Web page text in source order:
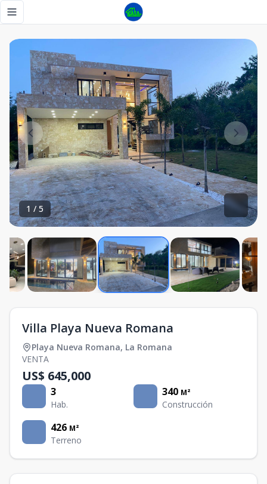
Toggle navigation menu
1 / 5
Villa Playa Nueva Romana
Playa Nueva Romana, La Romana
VENTA
US$ 645,000
3
Hab.
340 M²
Construcción
426 M²
Terreno
Villa Playa Nueva Romana - Tu Casa RD